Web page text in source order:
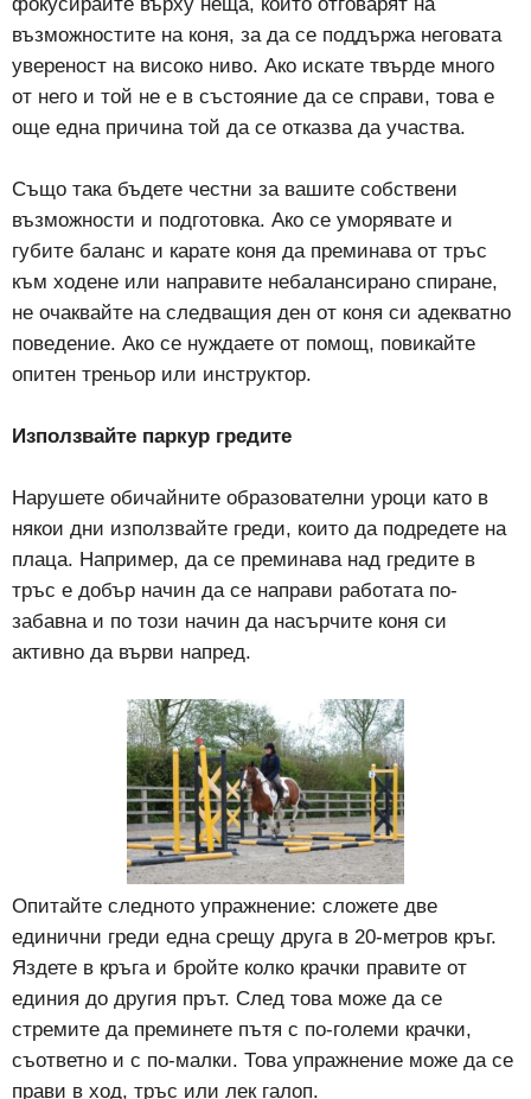
възможностите на коня, за да се поддържа неговата
увереност на високо ниво. Ако искате твърде много
от него и той не е в състояние да се справи, това е
още една причина той да се отказва да участва.
Също така бъдете честни за вашите собствени
възможности и подготовка. Ако се уморявате и
губите баланс и карате коня да преминава от тръс
към ходене или направите небалансирано спиране,
не очаквайте на следващия ден от коня си адекватно
поведение. Ако се нуждаете от помощ, повикайте
опитен треньор или инструктор.
Използвайте паркур гредите
Нарушете обичайните образователни уроци като в
някои дни използвайте греди, които да подредете на
плаца. Например, да се преминава над гредите в
тръс е добър начин да се направи работата по-
забавна и по този начин да насърчите коня си
активно да върви напред.
Опитайте следното упражнение: сложете две
единични греди една срещу друга в 20-метров кръг.
Яздете в кръга и бройте колко крачки правите от
единия до другия прът. След това може да се
стремите да преминете пътя с по-големи крачки,
съответно и с по-малки. Това упражнение може да се
прави в ход, тръс или лек галоп.